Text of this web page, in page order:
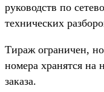
руководств по
технических
Тираж ограничен,
номера хранятся на
заказа.